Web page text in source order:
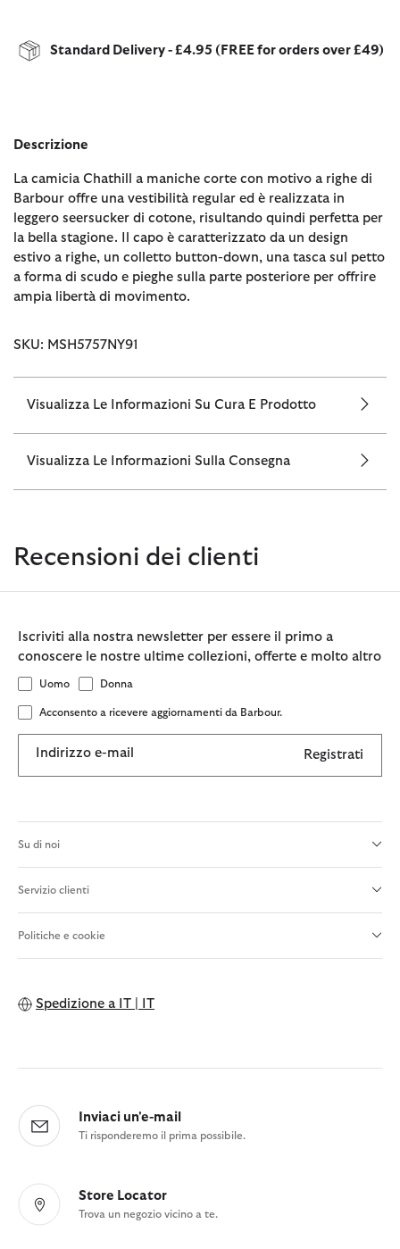
Standard Delivery - £4.95 (FREE for orders over £49)
Descrizione
La camicia Chathill a maniche corte con motivo a righe di
Barbour offre una vestibilità regular ed è realizzata in
leggero seersucker di cotone, risultando quindi perfetta per
la bella stagione. Il capo è caratterizzato da un design
estivo a righe, un colletto button-down, una tasca sul petto
a forma di scudo e pieghe sulla parte posteriore per offrire
ampia libertà di movimento.
SKU: MSH5757NY91
Visualizza Le Informazioni Su Cura E Prodotto
Visualizza Le Informazioni Sulla Consegna
Recensioni dei clienti
Iscriviti alla nostra newsletter per essere il primo a
conoscere le nostre ultime collezioni, offerte e molto altro
Uomo Donna
Acconsento a ricevere aggiornamenti da Barbour.
Indirizzo e-mail Registrati
Su di noi
Servizio clienti
Politiche e cookie
Spedizione a IT | IT
Inviaci un'e-mail
Ti risponderemo il prima possibile.
Store Locator
Trova un negozio vicino a te.